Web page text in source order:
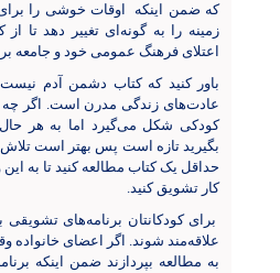
که ضمن اینکه اوقات خوشی را برای
زمینه را به گونه‌ای تغییر دهد تا
اعتلای فرهنگ عمومی خود و جامعه
باور کنید که کتاب دشمن آدم
عادت‌های زندگی مدرن است. اگر
کودکی شکل می‌گیرد اما به هر
بگیرید تازه است پس بهتر است
حداقل یک کتاب مطالعه کنید تا به
کار تشویق کنید.
برای کودکانتان برنامه‌های تشویقی
علاقه‌مند شوند. اگر اعضای خانواده
به مطالعه بپردازند ضمن اینکه